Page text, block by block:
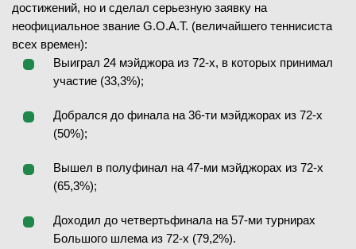
достижений, но и сделал серьезную заявку на
неофициальное звание G.O.A.T. (величайшего теннисиста
всех времен):
Выиграл 24 мэйджора из 72-х, в которых принимал
участие (33,3%);
Добрался до финала на 36-ти мэйджорах из 72-х
(50%);
Вышел в полуфинал на 47-ми мэйджорах из 72-х
(65,3%);
Доходил до четвертьфинала на 57-ми турнирах
Большого шлема из 72-х (79,2%).